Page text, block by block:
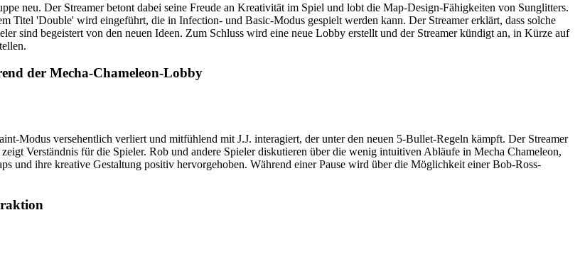
neu. Der Streamer betont dabei seine Freude an Kreativität im Spiel und lobt die Map-Design-Fähigkeiten von Sunglitters.
Titel 'Double' wird eingeführt, die in Infection- und Basic-Modus gespielt werden kann. Der Streamer erklärt, dass solche
sind begeistert von den neuen Ideen. Zum Schluss wird eine neue Lobby erstellt und der Streamer kündigt an, in Kürze auf
der Mecha-Chameleon-Lobby
Modus versehentlich verliert und mitfühlend mit J.J. interagiert, der unter den neuen 5-Bullet-Regeln kämpft. Der Streamer
Verständnis für die Spieler. Rob und andere Spieler diskutieren über die wenig intuitiven Abläufe in Mecha Chameleon,
und ihre kreative Gestaltung positiv hervorgehoben. Während einer Pause wird über die Möglichkeit einer Bob-Ross-